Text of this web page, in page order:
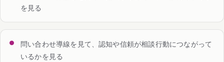
を見る
問い合わせ導線を見て、認知や信頼が相談行動につながって
いるかを見る